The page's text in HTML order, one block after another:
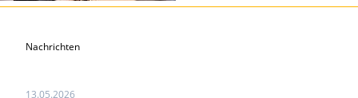
Nachrichten
13.05.2026